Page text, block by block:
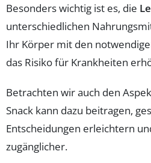
Besonders wichtig ist es, die
unterschiedlichen
Ihr Körper mit den
das Risiko für Krankheiten
Betrachten wir auch den
Snack kann dazu beitragen,
Entscheidungen erleichtern
zugänglicher.